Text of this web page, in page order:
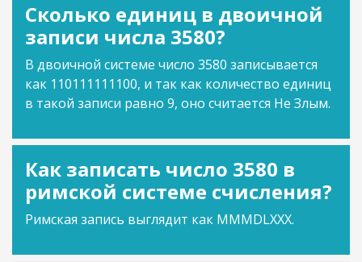
Сколько единиц в двоичной
записи числа 3580?
В двоичной системе число 3580 записывается
как 110111111100, и так как количество единиц
в такой записи равно 9, оно считается Не Злым.
Как записать число 3580 в
римской системе счисления?
Римская запись выглядит как MMMDLXXX.